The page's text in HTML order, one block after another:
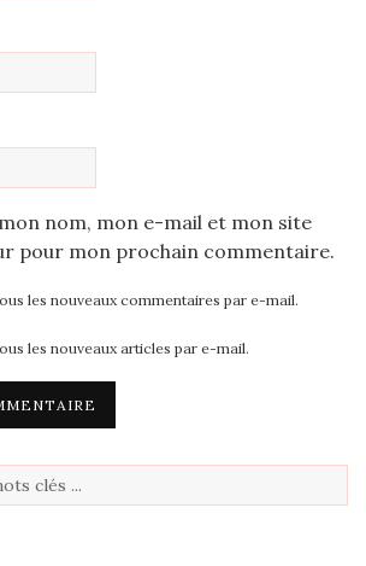
nom, mon e-mail et mon site
pour mon prochain commentaire.
les nouveaux commentaires par e-mail.
les nouveaux articles par e-mail.